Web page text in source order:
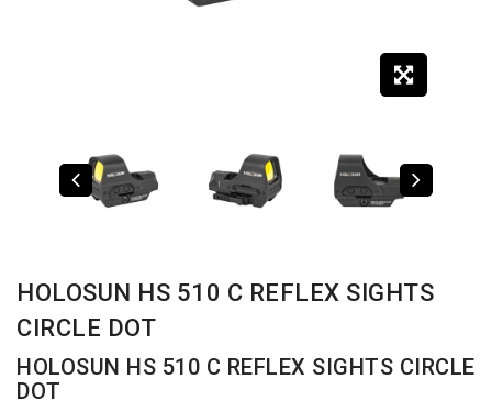
HOLOSUN HS 510 C REFLEX SIGHTS
CIRCLE DOT
HOLOSUN HS 510 C REFLEX SIGHTS CIRCLE
DOT